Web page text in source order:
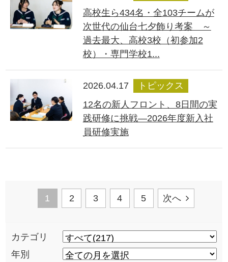
高校生ら434名・全103チームが
次世代の仙台七夕飾り考案 ～
過去最大、高校3校（初参加2
校）・専門学校1...
2026.04.17
トピックス
12名の新人フロント、8日間の実
践研修に挑戦―2026年度新入社
員研修実施
1 2 3 4 5 次へ
カテゴリ
年別